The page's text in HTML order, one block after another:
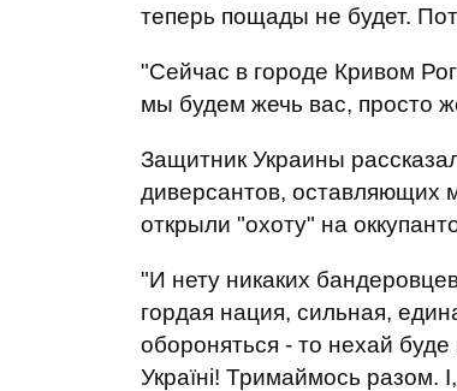
теперь пощады не будет.
"Сейчас в городе Кривом
мы будем жечь вас, просто
Защитник Украины
диверсантов, оставляющих
открыли "охоту" на
"И нету никаких
гордая нация, сильная,
обороняться - то нехай
Україні! Тримаймось разом.